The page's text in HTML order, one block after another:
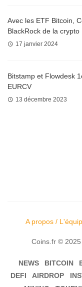
Avec les ETF Bitcoin,
BlackRock de la crypto
17 janvier 2024
Bitstamp et Flowdesk
EURCV
13 décembre 2023
A propos /
Coins.fr ©
NEWS BITCOIN
DEFI
AIRDROP